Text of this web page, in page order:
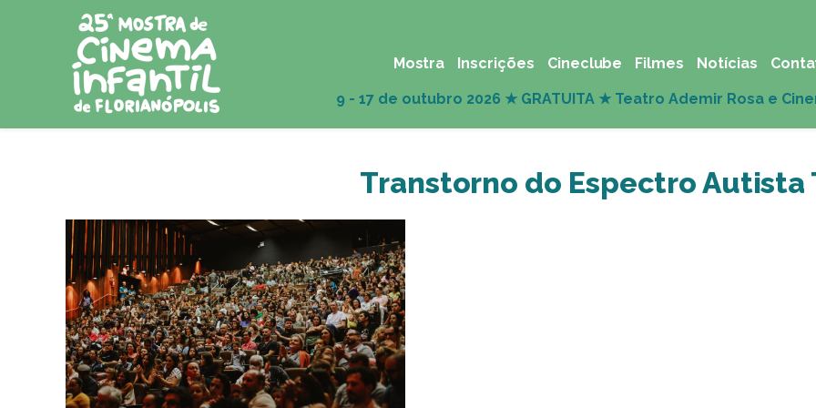
Mostra Inscrições Cineclube Filmes Notícias
Transtorno do Espectro Autista